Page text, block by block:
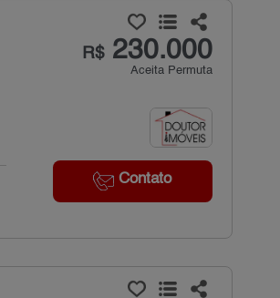
R$230.000
Aceita Permuta
Contato